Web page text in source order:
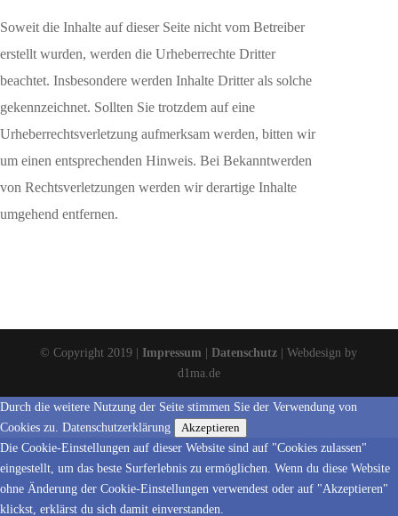
Soweit die Inhalte auf dieser Seite nicht vom Betreiber
erstellt wurden, werden die Urheberrechte Dritter
beachtet. Insbesondere werden Inhalte Dritter als solche
gekennzeichnet. Sollten Sie trotzdem auf eine
Urheberrechtsverletzung aufmerksam werden, bitten wir
um einen entsprechenden Hinweis. Bei Bekanntwerden
von Rechtsverletzungen werden wir derartige Inhalte
umgehend entfernen.
© Copyright 2019 | Impressum |Datenschutz | Webdesign by
d1ma.de
Durch die weitere Nutzung der Seite stimmen Sie der Verwendung von
Cookies zu. Datenschutzerklärung
Akzeptieren
Die Cookie-Einstellungen auf dieser Website sind auf "Cookies zulassen"
eingestellt, um das beste Surferlebnis zu ermöglichen. Wenn du diese Website
ohne Änderung der Cookie-Einstellungen verwendest oder auf "Akzeptieren"
klickst, erklärst du sich damit einverstanden.